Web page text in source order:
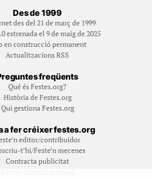
Des de 1999
des del 21 de març de 1999
estrenada el 9 de maig de 2025
en construcció permanent
Actualitzacions RSS
freqüents
Qué és Festes.org?
Història de Festes.org
Qui gestiona Festes.org
a fer créixer festes.org
editor/contribuidor
t’hi/Feste’n mecenes
Contracta publicitat